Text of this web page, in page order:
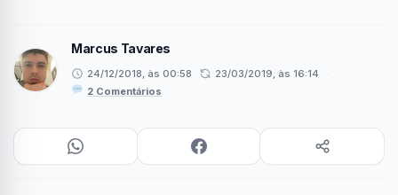
Marcus Tavares
24/12/2018, às 00:58 23/03/2019, às 16:14
·
2 Comentários